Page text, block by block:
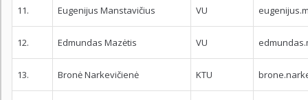
11. Eugenijus Manstavičius VU
12. Edmundas Mazėtis VU
13. Bronė Narkevičienė KTU